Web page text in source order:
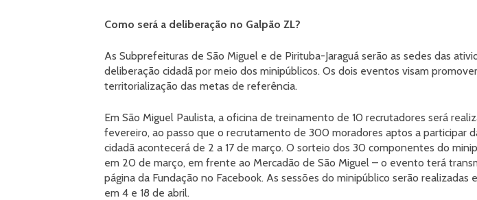
Como será a deliberação no Galpão ZL?
As Subprefeituras de São Miguel e de Pirituba-Jaraguá serão as sedes das
deliberação cidadã por meio dos minipúblicos. Os dois eventos visam
territorialização das metas de referência.
Em São Miguel Paulista, a oficina de treinamento de 10 recrutadores será
fevereiro, ao passo que o recrutamento de 300 moradores aptos a participar
cidadã acontecerá de 2 a 17 de março. O sorteio dos 30 componentes do
em 20 de março, em frente ao Mercadão de São Miguel – o evento terá
página da Fundação no Facebook. As sessões do minipúblico serão realizadas
em 4 e 18 de abril.